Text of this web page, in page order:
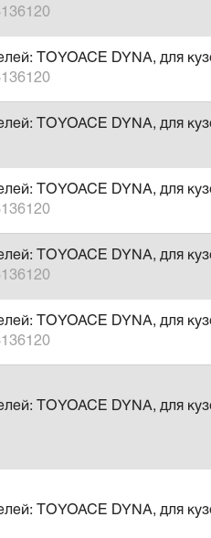
TOYOACE DYNA, для
TOYOACE DYNA, для
TOYOACE DYNA, для
TOYOACE DYNA, для
TOYOACE DYNA, для
TOYOACE DYNA, для
TOYOACE DYNA, для